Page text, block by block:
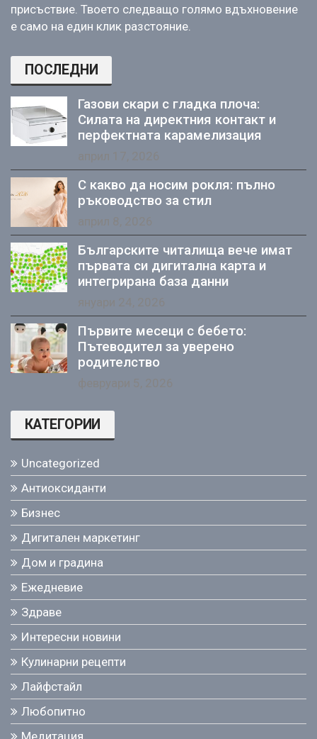
присъствие. Твоето следващо голямо вдъхновение
е само на един клик разстояние.
ПОСЛЕДНИ
Газови скари с гладка плоча:
Силата на директния контакт и
перфектната карамелизация
април 17, 2026
С какво да носим рокля: пълно
ръководство за стил
април 8, 2026
Българските читалища вече имат
първата си дигитална карта и
интегрирана база данни
януари 24, 2026
Първите месеци с бебето:
Пътеводител за уверено
родителство
февруари 5, 2026
КАТЕГОРИИ
Uncategorized
Антиоксиданти
Бизнес
Дигитален маркетинг
Дом и градина
Ежедневие
Здраве
Интересни новини
Кулинарни рецепти
Лайфстайл
Любопитно
Медитация